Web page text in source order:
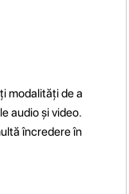
modalități de a
audio și video.
încredere în